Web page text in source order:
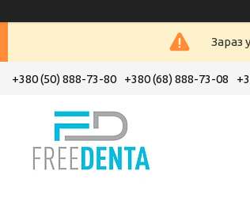
Зараз
+380 (50) 888-73-80 +380 (68) 888-73-08